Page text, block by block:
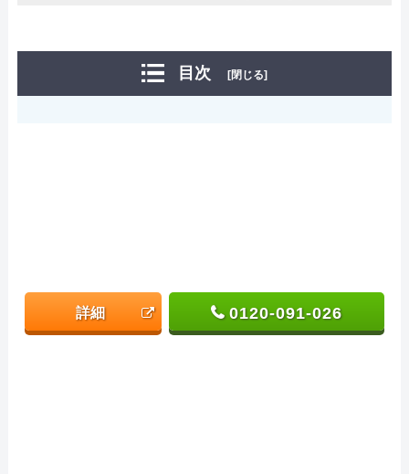
目次 [閉じる]
詳細 0120-091-026